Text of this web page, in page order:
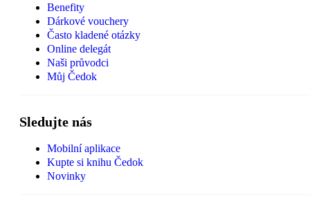
Benefity
Dárkové vouchery
Často kladené otázky
Online delegát
Naši průvodci
Můj Čedok
Sledujte nás
Mobilní aplikace
Kupte si knihu Čedok
Novinky